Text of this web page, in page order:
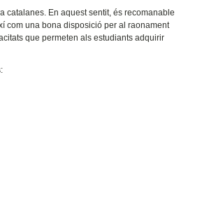
catalanes. En aquest sentit, és recomanable
com una bona disposició per al raonament
que permeten als estudiants adquirir